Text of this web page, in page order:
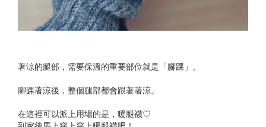
著涼的腿部，需要保溫的重要部位就是「腳踝」。
腳踝著涼後，整個腿部都會跟著著涼。
在這裡可以派上用場的是，暖腿襪♡